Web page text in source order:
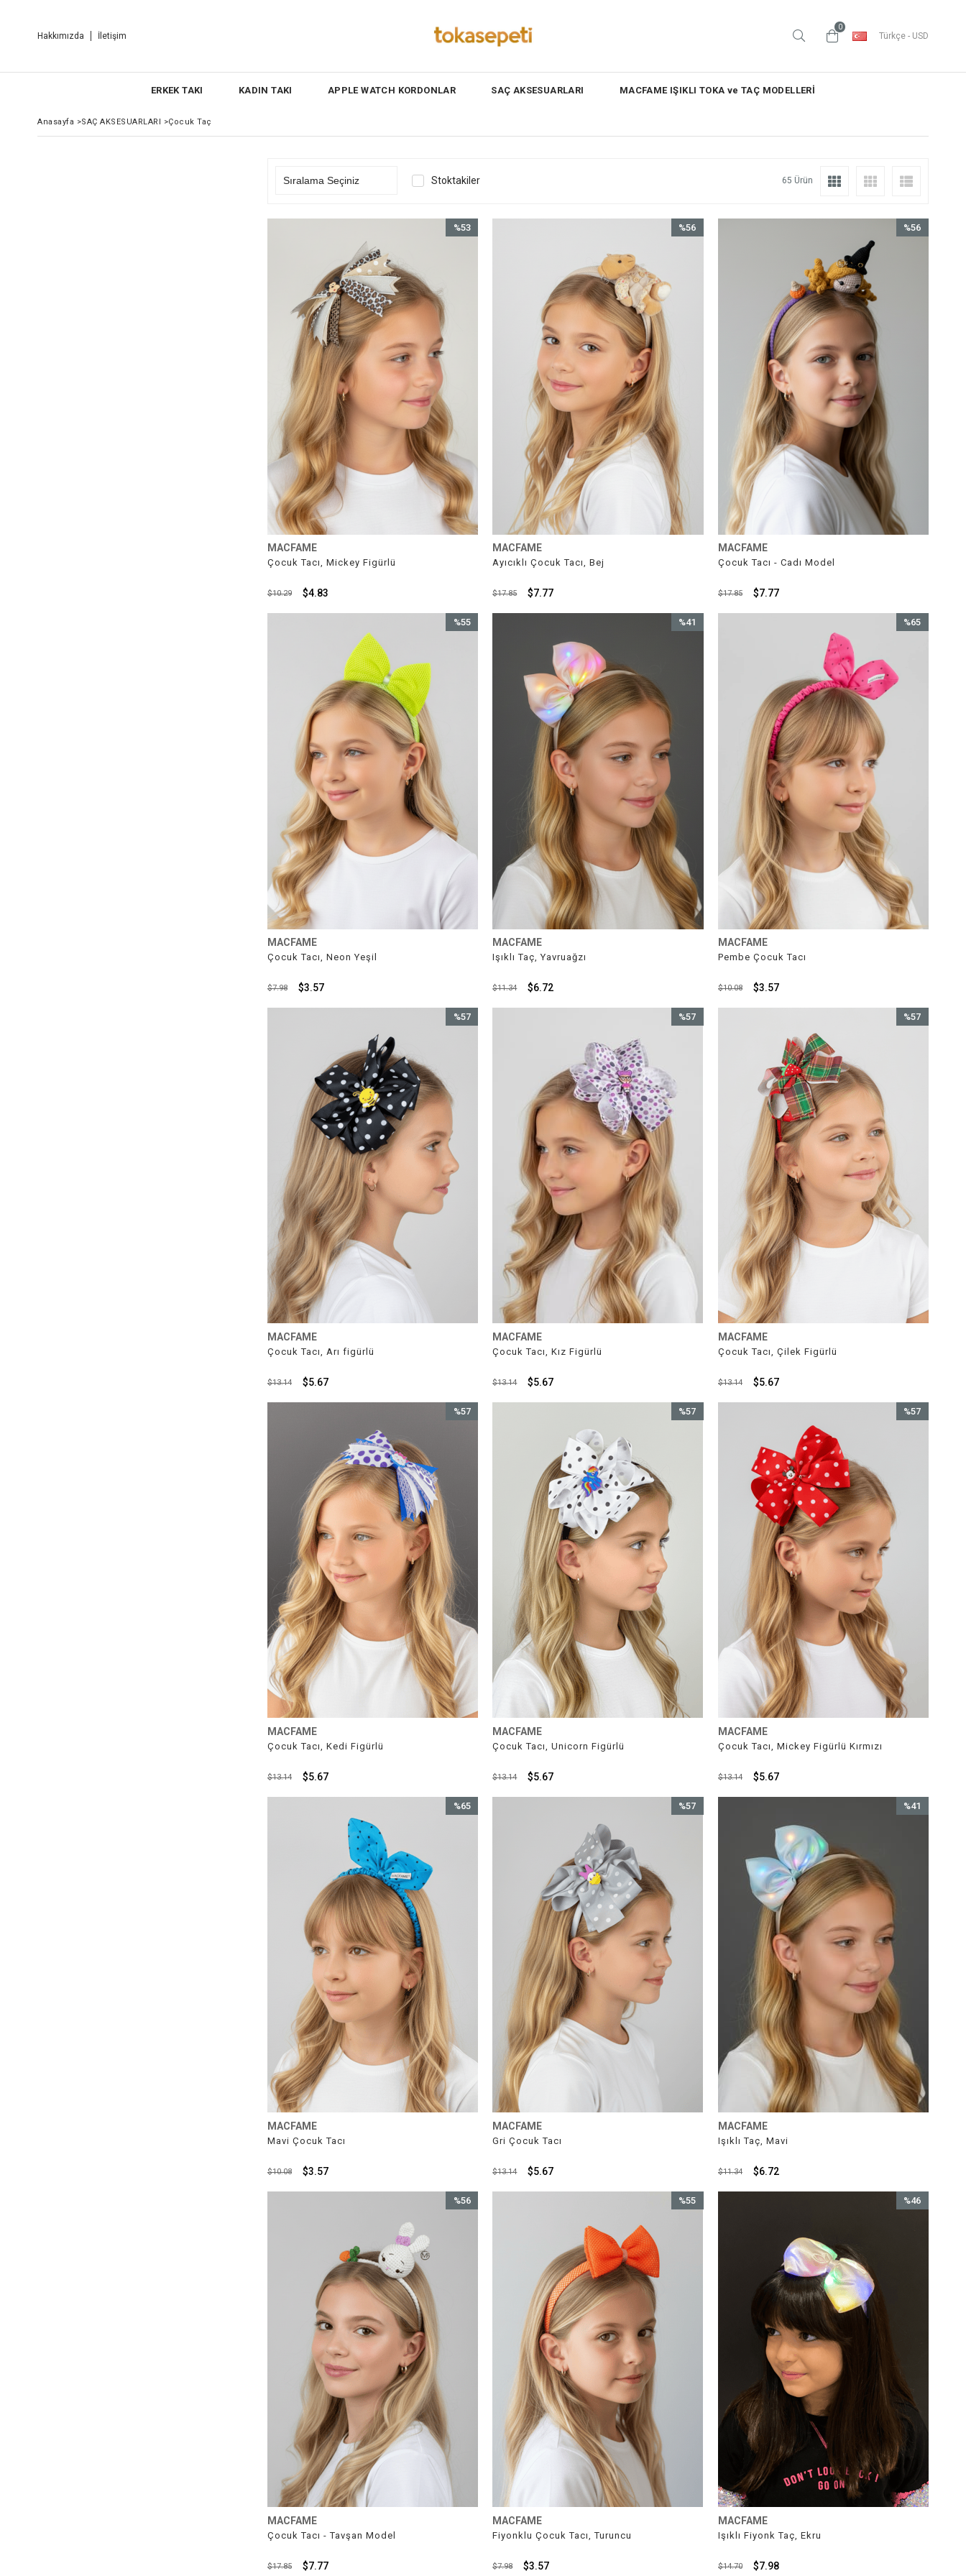
Hakkımızda İletişim
0
Türkçe - USD
ERKEK TAKI KADIN TAKI APPLE WATCH KORDONLAR SAÇ AKSESUARLARI MACFAME IŞIKLI TOKA ve TAÇ MODELLERİ
Anasayfa >SAÇ AKSESUARLARI >Çocuk Taç
Stoktakiler 65 Ürün
MACFAME
Çocuk Tacı, Mickey Figürlü
$4.83
$10.29
%53
MACFAME
Ayıcıklı Çocuk Tacı, Bej
$7.77
$17.85
%56
MACFAME
Çocuk Tacı - Cadı Model
$7.77
$17.85
%56
MACFAME
Çocuk Tacı, Neon Yeşil
$3.57
$7.98
%55
MACFAME
Işıklı Taç, Yavruağzı
$6.72
$11.34
%41
MACFAME
Pembe Çocuk Tacı
$3.57
$10.08
%65
MACFAME
Çocuk Tacı, Arı figürlü
$5.67
$13.14
%57
MACFAME
Çocuk Tacı, Kız Figürlü
$5.67
$13.14
%57
MACFAME
Çocuk Tacı, Çilek Figürlü
$5.67
$13.14
%57
MACFAME
Çocuk Tacı, Kedi Figürlü
$5.67
$13.14
%57
MACFAME
Çocuk Tacı, Unicorn Figürlü
$5.67
$13.14
%57
MACFAME
Çocuk Tacı, Mickey Figürlü Kırmızı
$5.67
$13.14
%57
MACFAME
Mavi Çocuk Tacı
$3.57
$10.08
%65
MACFAME
Gri Çocuk Tacı
$5.67
$13.14
%57
MACFAME
Işıklı Taç, Mavi
$6.72
$11.34
%41
MACFAME
Çocuk Tacı - Tavşan Model
$7.77
$17.85
%56
MACFAME
Fiyonklu Çocuk Tacı, Turuncu
$3.57
$7.98
%55
MACFAME
Işıklı Fiyonk Taç, Ekru
$7.98
$14.70
%46